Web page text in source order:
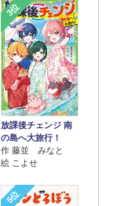
3位
放課後チェンジ 南
の島へ大旅行！
作 藤並 みなと
絵 こよせ
5位